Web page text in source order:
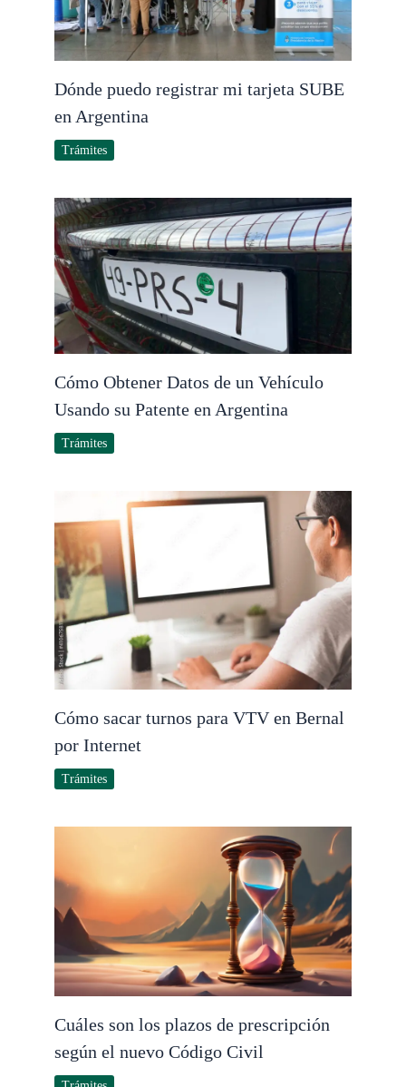
Dónde puedo registrar mi tarjeta SUBE
en Argentina
Trámites
Cómo Obtener Datos de un Vehículo
Usando su Patente en Argentina
Trámites
Cómo sacar turnos para VTV en Bernal
por Internet
Trámites
Cuáles son los plazos de prescripción
según el nuevo Código Civil